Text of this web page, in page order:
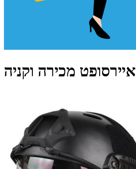
איירסופט מכירה וקניה